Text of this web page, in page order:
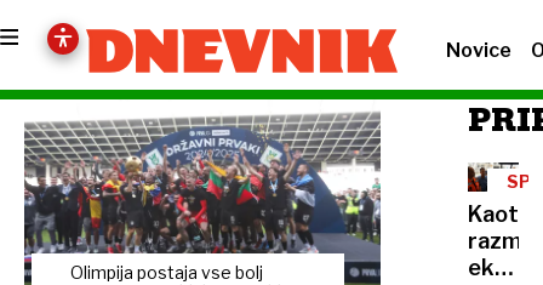
Novice
Olimpija postaja vse bolj